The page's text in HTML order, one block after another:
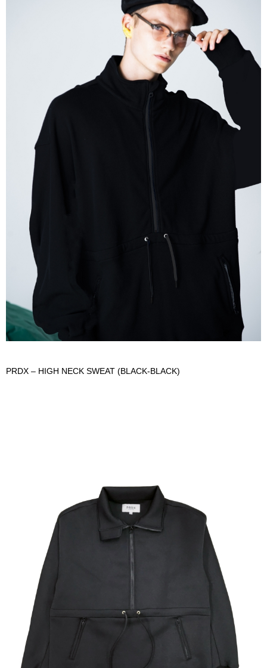
PRDX – HIGH NECK SWEAT (BLACK-BLACK)